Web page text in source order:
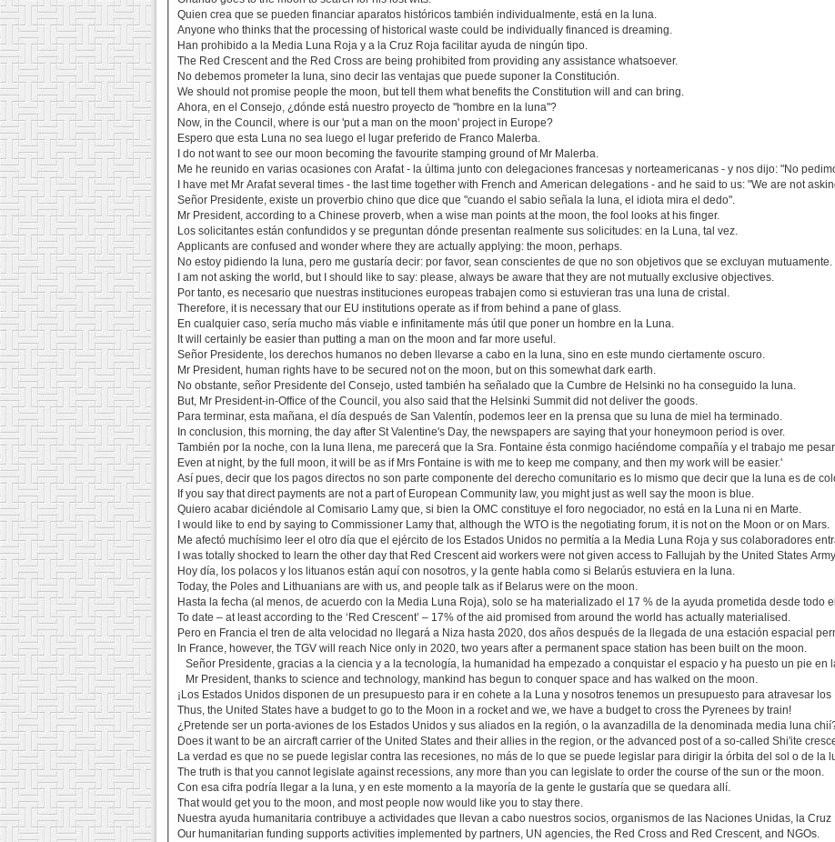
Quien crea que se pueden financiar aparatos históricos también individualmente, está en la luna.
Anyone who thinks that the processing of historical waste could be individually financed is dreaming.
Han prohibido a la Media Luna Roja y a la Cruz Roja facilitar ayuda de ningún tipo.
The Red Crescent and the Red Cross are being prohibited from providing any assistance whatsoever.
No debemos prometer la luna, sino decir las ventajas que puede suponer la Constitución.
We should not promise people the moon, but tell them what benefits the Constitution will and can bring.
Ahora, en el Consejo, ¿dónde está nuestro proyecto de "hombre en la luna"?
Now, in the Council, where is our 'put a man on the moon' project in Europe?
Espero que esta Luna no sea luego el lugar preferido de Franco Malerba.
I do not want to see our moon becoming the favourite stamping ground of Mr Malerba.
Me he reunido en varias ocasiones con Arafat - la última junto con delegaciones francesas y norteamericanas - y nos dijo: "No
I have met Mr Arafat several times - the last time together with French and American delegations - and he said to us: "We are not
Señor Presidente, existe un proverbio chino que dice que "cuando el sabio señala la luna, el idiota mira el dedo".
Mr President, according to a Chinese proverb, when a wise man points at the moon, the fool looks at his finger.
Los solicitantes están confundidos y se preguntan dónde presentan realmente sus solicitudes: en la Luna, tal vez.
Applicants are confused and wonder where they are actually applying: the moon, perhaps.
No estoy pidiendo la luna, pero me gustaría decir: por favor, sean conscientes de que no son objetivos que se excluyan mutuamente.
I am not asking the world, but I should like to say: please, always be aware that they are not mutually exclusive objectives.
Por tanto, es necesario que nuestras instituciones europeas trabajen como si estuvieran tras una luna de cristal.
Therefore, it is necessary that our EU institutions operate as if from behind a pane of glass.
En cualquier caso, sería mucho más viable e infinitamente más útil que poner un hombre en la Luna.
It will certainly be easier than putting a man on the moon and far more useful.
Señor Presidente, los derechos humanos no deben llevarse a cabo en la luna, sino en este mundo ciertamente oscuro.
Mr President, human rights have to be secured not on the moon, but on this somewhat dark earth.
No obstante, señor Presidente del Consejo, usted también ha señalado que la Cumbre de Helsinki no ha conseguido la luna.
But, Mr President-in-Office of the Council, you also said that the Helsinki Summit did not deliver the goods.
Para terminar, esta mañana, el día después de San Valentín, podemos leer en la prensa que su luna de miel ha terminado.
In conclusion, this morning, the day after St Valentine's Day, the newspapers are saying that your honeymoon period is over.
También por la noche, con la luna llena, me parecerá que la Sra. Fontaine ésta conmigo haciéndome compañía y el trabajo me
Even at night, by the full moon, it will be as if Mrs Fontaine is with me to keep me company, and then my work will be easier.'
Así pues, decir que los pagos directos no son parte componente del derecho comunitario es lo mismo que decir que la luna es de
If you say that direct payments are not a part of European Community law, you might just as well say the moon is blue.
Quiero acabar diciéndole al Comisario Lamy que, si bien la OMC constituye el foro negociador, no está en la Luna ni en Marte.
I would like to end by saying to Commissioner Lamy that, although the WTO is the negotiating forum, it is not on the Moon or on Mars.
Me afectó muchísimo leer el otro día que el ejército de los Estados Unidos no permitía a la Media Luna Roja y sus colaboradores
I was totally shocked to learn the other day that Red Crescent aid workers were not given access to Fallujah by the United States
Hoy día, los polacos y los lituanos están aquí con nosotros, y la gente habla como si Belarús estuviera en la luna.
Today, the Poles and Lithuanians are with us, and people talk as if Belarus were on the moon.
Hasta la fecha (al menos, de acuerdo con la Media Luna Roja), solo se ha materializado el 17 % de la ayuda prometida desde todo
To date – at least according to the ‘Red Crescent’ – 17% of the aid promised from around the world has actually materialised.
Pero en Francia el tren de alta velocidad no llegará a Niza hasta 2020, dos años después de la llegada de una estación espacial
In France, however, the TGV will reach Nice only in 2020, two years after a permanent space station has been built on the moon.
Señor Presidente, gracias a la ciencia y a la tecnología, la humanidad ha empezado a conquistar el espacio y ha puesto un pie en
Mr President, thanks to science and technology, mankind has begun to conquer space and has walked on the moon.
¡Los Estados Unidos disponen de un presupuesto para ir en cohete a la Luna y nosotros tenemos un presupuesto para atravesar
Thus, the United States have a budget to go to the Moon in a rocket and we, we have a budget to cross the Pyrenees by train!
¿Pretende ser un porta-aviones de los Estados Unidos y sus aliados en la región, o la avanzadilla de la denominada media luna
Does it want to be an aircraft carrier of the United States and their allies in the region, or the advanced post of a so-called Shi'ite
La verdad es que no se puede legislar contra las recesiones, no más de lo que se puede legislar para dirigir la órbita del sol o de la
The truth is that you cannot legislate against recessions, any more than you can legislate to order the course of the sun or the moon.
Con esa cifra podría llegar a la luna, y en este momento a la mayoría de la gente le gustaría que se quedara allí.
That would get you to the moon, and most people now would like you to stay there.
Nuestra ayuda humanitaria contribuye a actividades que llevan a cabo nuestros socios, organismos de las Naciones Unidas, la
Our humanitarian funding supports activities implemented by partners, UN agencies, the Red Cross and Red Crescent, and NGOs.